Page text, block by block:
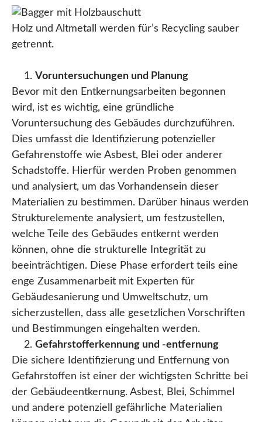
Holz und Altmetall werden für’s Recycling sauber
getrennt.
Voruntersuchungen und Planung
Bevor mit den Entkernungsarbeiten begonnen
wird, ist es wichtig, eine gründliche
Voruntersuchung des Gebäudes durchzuführen.
Dies umfasst die Identifizierung potenzieller
Gefahrenstoffe wie Asbest, Blei oder anderer
Schadstoffe. Hierfür werden Proben genommen
und analysiert, um das Vorhandensein dieser
Materialien zu bestimmen. Darüber hinaus werden
Strukturelemente analysiert, um festzustellen,
welche Teile des Gebäudes entkernt werden
können, ohne die strukturelle Integrität zu
beeinträchtigen. Diese Phase erfordert teils eine
enge Zusammenarbeit mit Experten für
Gebäudesanierung und Umweltschutz, um
sicherzustellen, dass alle gesetzlichen Vorschriften
und Bestimmungen eingehalten werden.
Gefahrstofferkennung und -entfernung
Die sichere Identifizierung und Entfernung von
Gefahrstoffen ist einer der wichtigsten Schritte bei
der Gebäudeentkernung. Asbest, Blei, Schimmel
und andere potenziell gefährliche Materialien